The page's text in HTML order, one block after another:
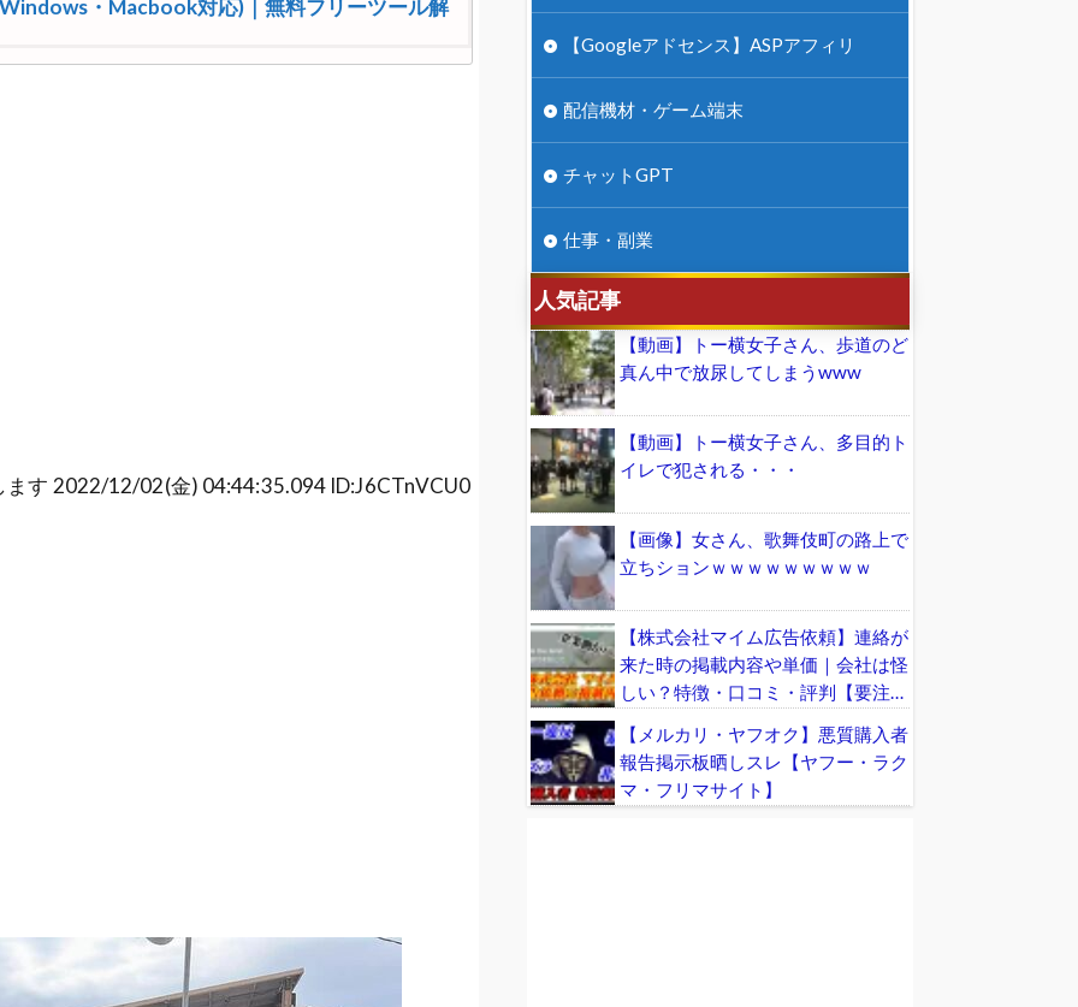
・Macbook対応)｜無料フリーツール解
いかけて轢き飛ばす。リアルGTAが勃発！！！
す 2022/12/02(金) 04:44:35.094 ID:J6CTnVCU0
【Googleアドセンス】ASPアフィリ
配信機材・ゲーム端末
チャットGPT
仕事・副業
人気記事
【動画】トー横女子さん、歩道のど
真ん中で放尿してしまうwww
【動画】トー横女子さん、多目的ト
イレで犯される・・・
【画像】女さん、歌舞伎町の路上で
立ちションｗｗｗｗｗｗｗｗｗ
【株式会社マイム広告依頼】連絡が
来た時の掲載内容や単価｜会社は怪
しい？特徴・口コミ・評判【要注
【メルカリ・ヤフオク】悪質購入者
報告掲示板晒しスレ【ヤフー・ラク
マ・フリマサイト】